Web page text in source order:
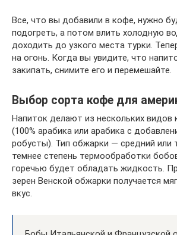
Все, что вы добавили в кофе, нужно
подогреть, а потом влить холодную
доходить до узкого места турки.
на огонь. Когда вы увидите, что
закипать, снимите его и перемешайте.
Выбор сорта кофе для
Напиток делают из нескольких видов
(100% арабика или арабика с
робусты). Тип обжарки — средний или
темнее степень термообработки
горечью будет обладать жидкость.
зерен Венской обжарки получается
вкус.